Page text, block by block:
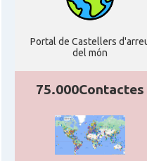
Casal
Casal
Casal
Portal de Castellers
del món
75.000Contactes